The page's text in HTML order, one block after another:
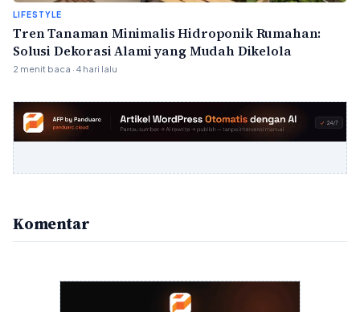
LIFESTYLE
Tren Tanaman Minimalis Hidroponik Rumahan:
Solusi Dekorasi Alami yang Mudah Dikelola
2 menit baca · 4 hari lalu
Komentar